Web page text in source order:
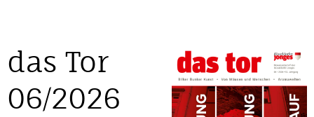
das Tor
06/2026